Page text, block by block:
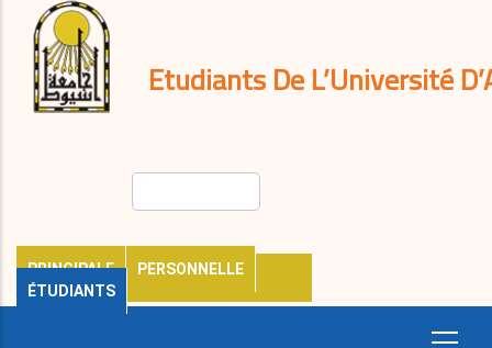
Etudiants De L’Université
PRINCIPALE
PERSONNELLE
ÉTUDIANTS
décisions
Expatriés
Journal